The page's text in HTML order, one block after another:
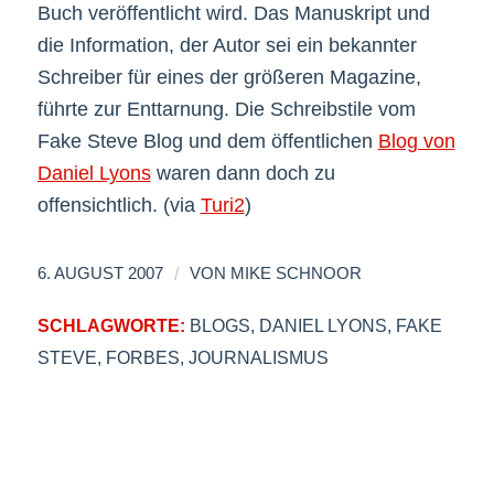
Buch veröffentlicht wird. Das Manuskript und
die Information, der Autor sei ein bekannter
Schreiber für eines der größeren Magazine,
führte zur Enttarnung. Die Schreibstile vom
Fake Steve Blog und dem öffentlichen Blog von
Daniel Lyonswaren dann doch zu
offensichtlich. (via Turi2)
6. AUGUST 2007 / VON MIKE SCHNOOR
SCHLAGWORTE: BLOGS, DANIEL LYONS, FAKE
STEVE, FORBES, JOURNALISMUS